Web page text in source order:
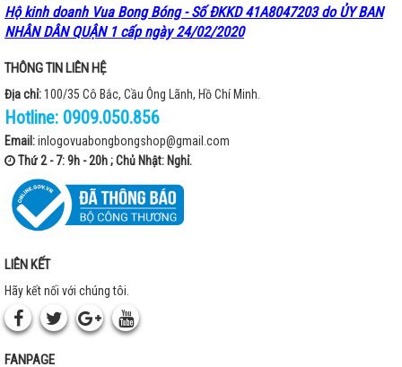
Hộ kinh doanh Vua Bong Bóng - Số ĐKKD 41A8047203 do ỦY BAN
NHÂN DÂN QUẬN 1 cấp ngày 24/02/2020
THÔNG TIN LIÊN HỆ
Địa chỉ:100/35 Cô Bắc, Cầu Ông Lãnh, Hồ Chí Minh.
Hotline: 0909.050.856
Email:inlogovuabongbongshop@gmail.com
Thứ 2 - 7: 9h - 20h ; Chủ Nhật: Nghỉ.
LIÊN KẾT
Hãy kết nối với chúng tôi.
FANPAGE